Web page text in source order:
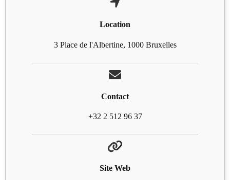
Location
3 Place de l'Albertine, 1000 Bruxelles
Contact
+32 2 512 96 37
Site Web